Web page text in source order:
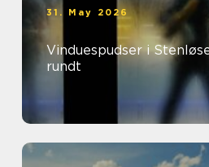
31. May 2026
Vinduespudser i
rundt